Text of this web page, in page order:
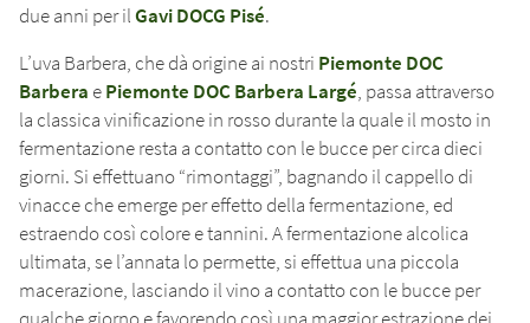
due anni per il Gavi DOCG Pisé.
L’uva Barbera, che dà origine ai nostri Piemonte DOC
Barbera e Piemonte DOC Barbera Largé, passa attraverso
la classica vinificazione in rosso durante la quale il mosto in
fermentazione resta a contatto con le bucce per circa dieci
giorni. Si effettuano “rimontaggi”, bagnando il cappello di
vinacce che emerge per effetto della fermentazione, ed
estraendo così colore e tannini. A fermentazione alcolica
ultimata, se l’annata lo permette, si effettua una piccola
macerazione, lasciando il vino a contatto con le bucce per